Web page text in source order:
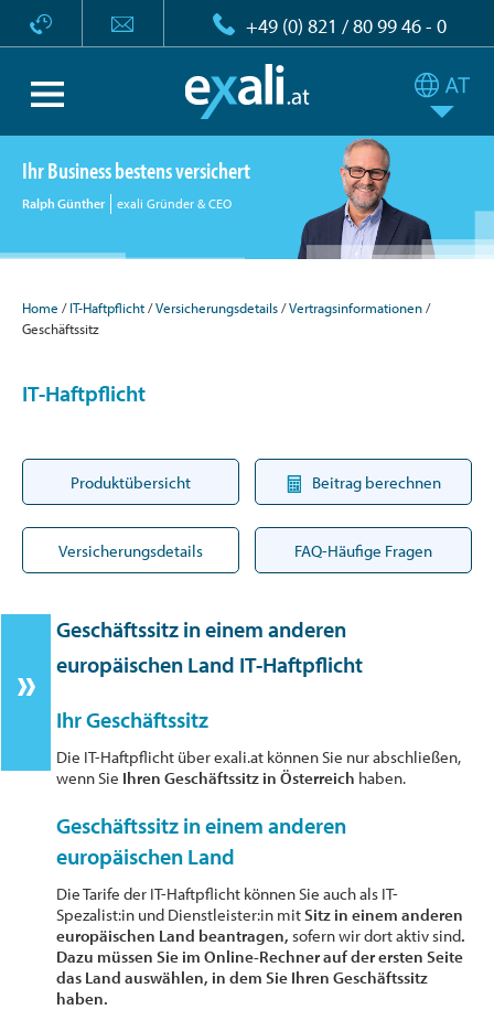
+49 (0) 821 / 80 99 46 - 0
Ihr Business bestens versichert
Ralph Günther exali Gründer & CEO
Home IT-Haftpflicht Versicherungsdetails
Vertragsinformationen
Geschäftssitz
IT-Haftpflicht
Produktübersicht Beitrag berechnen
Versicherungsdetails FAQ-Häufige Fragen
Geschäftssitz in einem anderen
europäischen Land IT-Haftpflicht
Ihr Geschäftssitz
Die IT-Haftpflicht über exali.at können Sie nur abschließen,
wenn Sie Ihren Geschäftssitz in Österreich haben.
Geschäftssitz in einem anderen
europäischen Land
Die Tarife der IT-Haftpflicht können Sie auch als IT-
Spezalist:in und Dienstleister:in mitSitz in einem anderen
europäischen Land beantragen,sofern wir dort aktiv sind.
Dazu müssen Sie im Online-Rechner auf der ersten Seite
das Land auswählen, in dem Sie Ihren Geschäftssitz
haben.